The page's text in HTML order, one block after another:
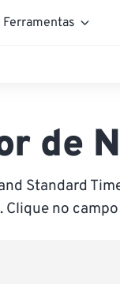
Ferramentas
de
Standard
Clique no